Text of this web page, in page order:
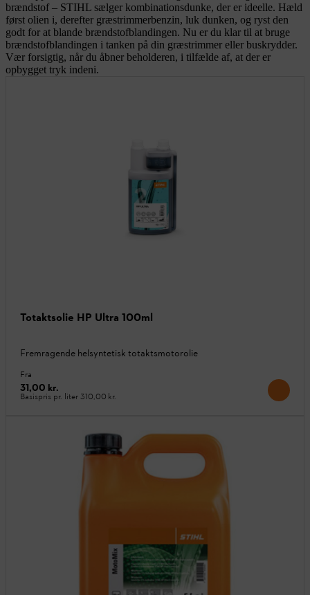
brændstof – STIHL sælger kombinationsdunke, der er ideelle. Hæld
først olien i, derefter græstrimmerbenzin, luk dunken, og ryst den
godt for at blande brændstofblandingen. Nu er du klar til at bruge
brændstofblandingen i tanken på din græstrimmer eller buskrydder.
Vær forsigtig, når du åbner beholderen, i tilfælde af, at der er
opbygget tryk indeni.
Totaktsolie HP Ultra 100ml
Fremragende helsyntetisk totaktsmotorolie
Fra
31,00 kr.
Basispris pr. liter310,00 kr.